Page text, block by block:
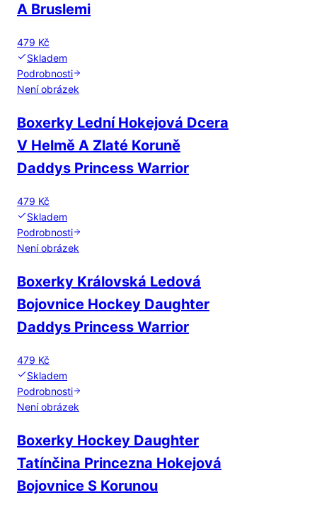
A Bruslemi
479 Kč
Skladem
Podrobnosti
Není obrázek
Boxerky Lední Hokejová Dcera
V Helmě A Zlaté Koruně
Daddys Princess Warrior
479 Kč
Skladem
Podrobnosti
Není obrázek
Boxerky Královská Ledová
Bojovnice Hockey Daughter
Daddys Princess Warrior
479 Kč
Skladem
Podrobnosti
Není obrázek
Boxerky Hockey Daughter
Tatínčina Princezna Hokejová
Bojovnice S Korunou